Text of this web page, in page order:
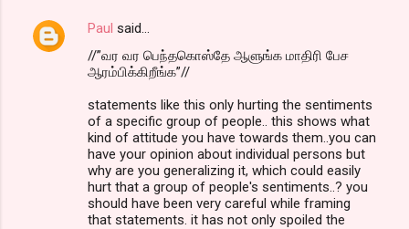
Paul said…
//”வர வர பெந்தகொஸ்தே ஆளுங்க மாதிரி பேச
ஆரம்பிக்கிறீங்க”//
statements like this only hurting the sentiments
of a specific group of people.. this shows what
kind of attitude you have towards them..you can
have your opinion about individual persons but
why are you generalizing it, which could easily
hurt that a group of people's sentiments..? you
should have been very careful while framing
that statements. it has not only spoiled the